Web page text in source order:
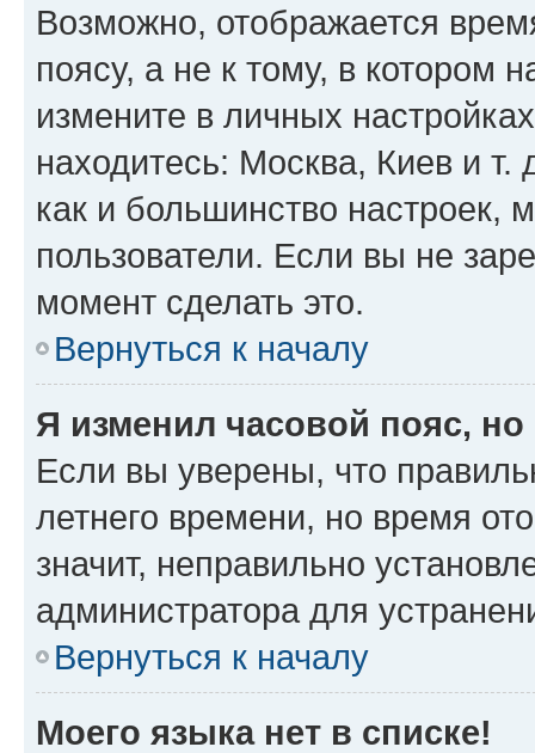
Возможно, отображается
поясу, а не к тому, в котором
измените в личных
находитесь: Москва, Киев и т.
как и большинство настроек,
пользователи. Если вы не
момент сделать это.
Вернуться к началу
Я изменил часовой пояс,
Если вы уверены, что
летнего времени, но время
значит, неправильно
администратора для
Вернуться к началу
Моего языка нет в списке!